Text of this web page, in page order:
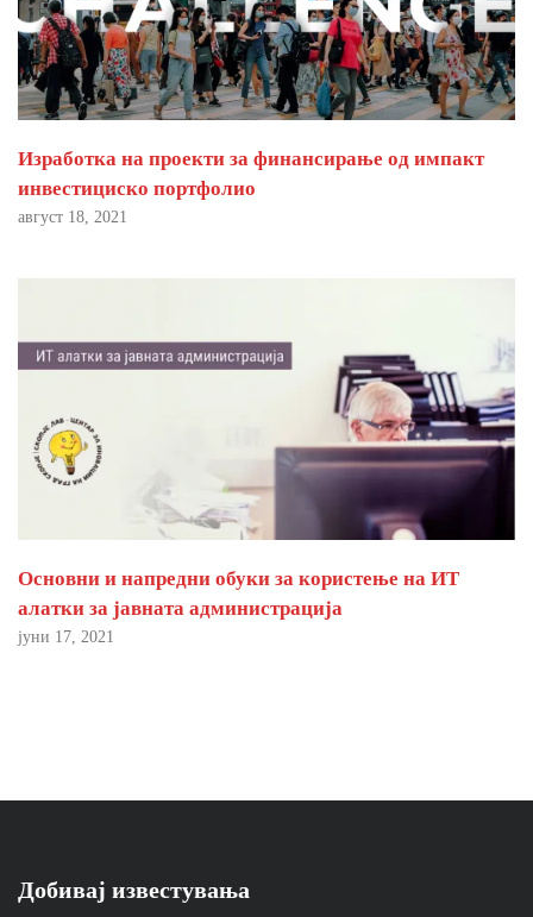
Изработка на проекти за финансирање од импакт
инвестициско портфолио
август 18, 2021
Основни и напредни обуки за користење на ИТ
алатки за јавната администрација
јуни 17, 2021
Добивај известувања